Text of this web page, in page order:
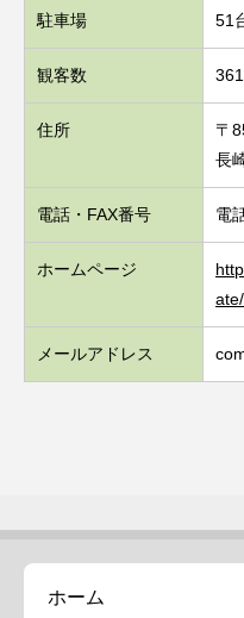
駐車場 51
観客数
住所
〒
長
電話・FAX番号 電
ホームページ
メールアドレス
ホーム